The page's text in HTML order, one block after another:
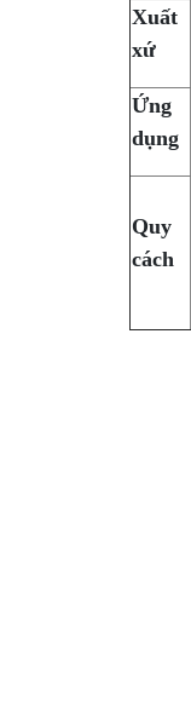
Xuất
xứ
Ứng
dụng
Quy
cách